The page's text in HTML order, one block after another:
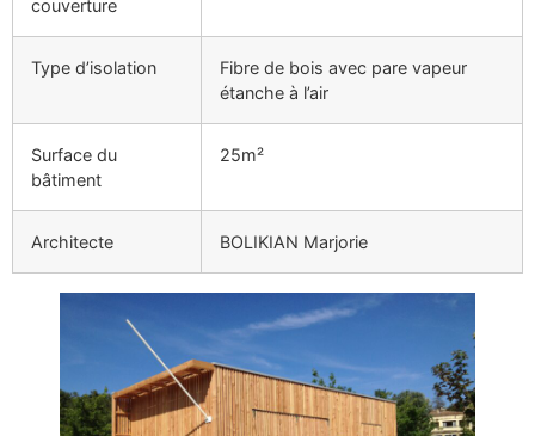
couverture
Type d’isolation
Fibre de bois avec pare vapeur
étanche à l’air
Surface du
bâtiment
25m²
Architecte BOLIKIAN Marjorie